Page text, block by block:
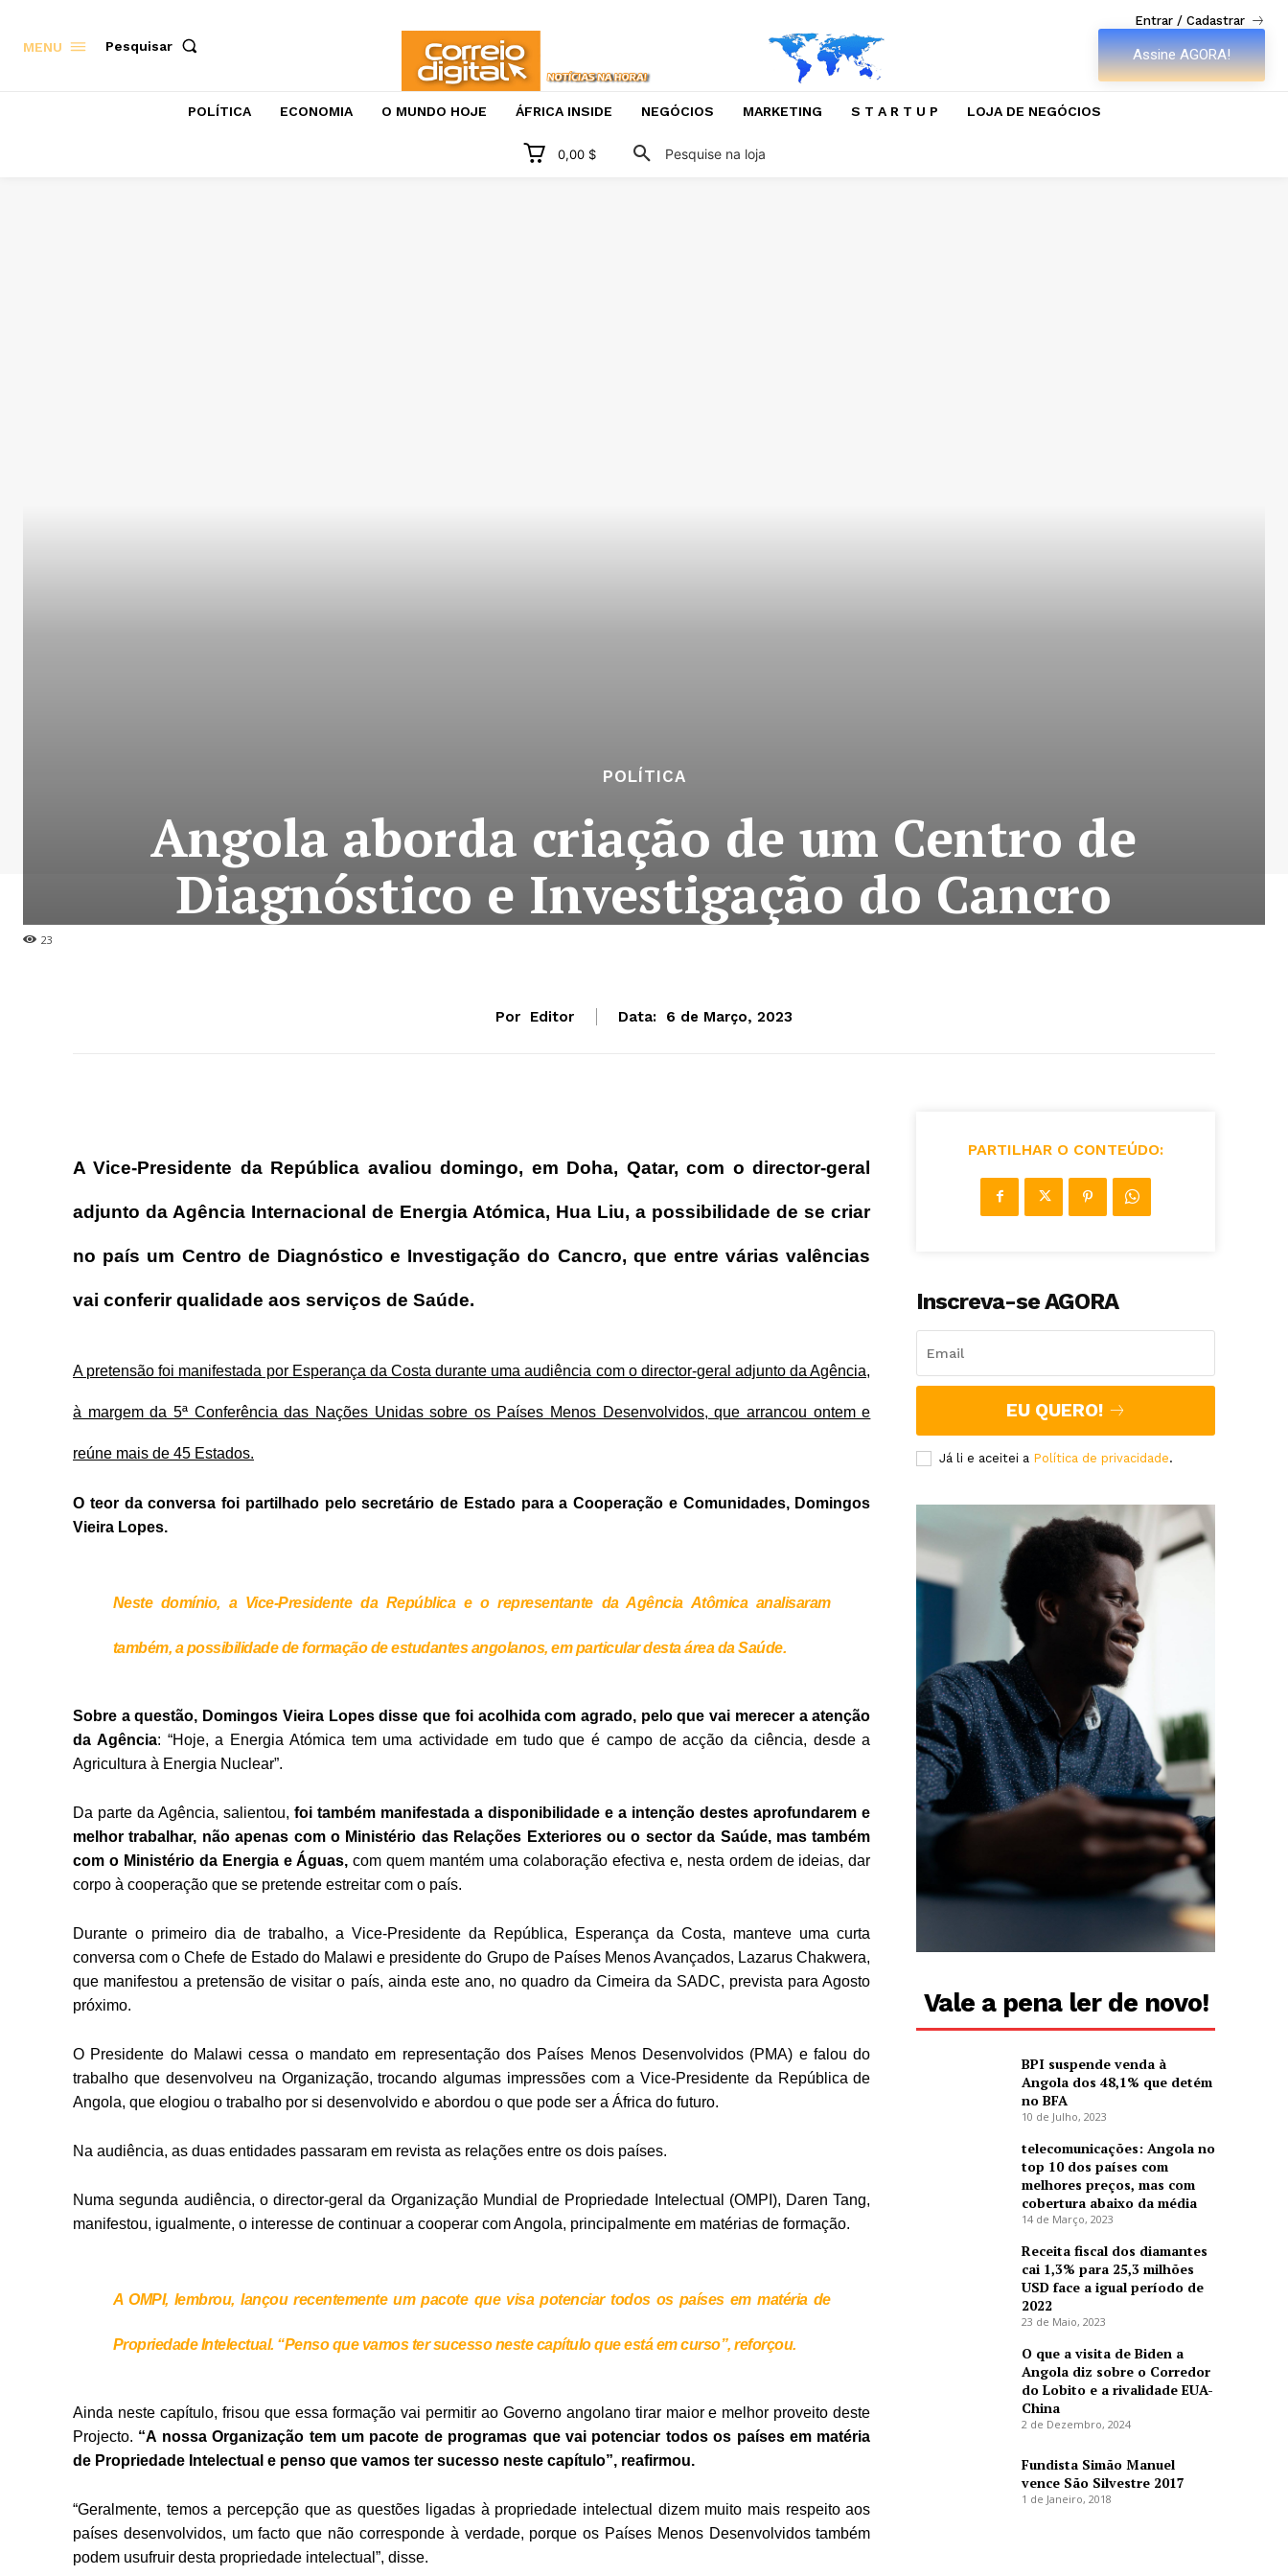
MENU Pesquisar
Entrar / Cadastrar
Assine AGORA!
POLÍTICA ECONOMIA O MUNDO HOJE ÁFRICA INSIDE NEGÓCIOS MARKETING S T A R T U P LOJA DE NEGÓCIOS
0,00 $ Pesquise na loja
23
POLÍTICA
Angola aborda criação de um Centro de
Diagnóstico e Investigação do Cancro
Por Editor Data: 6 de Março, 2023
A Vice-Presidente da República avaliou domingo, em Doha, Qatar, com o director-geral
adjunto da Agência Internacional de Energia Atómica, Hua Liu, a possibilidade de se criar
no país um Centro de Diagnóstico e Investigação do Cancro, que entre várias valências
vai conferir qualidade aos serviços de Saúde.
A pretensão foi manifestada por Esperança da Costa durante uma audiência com o director-geral adjunto da Agência,
à margem da 5ª Conferência das Nações Unidas sobre os Países Menos Desenvolvidos, que arrancou ontem e
reúne mais de 45 Estados.
O teor da conversa foi partilhado pelo secretário de Estado para a Cooperação e Comunidades, Domingos
Vieira Lopes.
Neste domínio, a Vice-Presidente da República e o representante da Agência Atômica analisaram
também, a possibilidade de formação de estudantes angolanos, em particular desta área da Saúde.
Sobre a questão, Domingos Vieira Lopes disse que foi acolhida com agrado, pelo que vai merecer a atenção
da Agência: “Hoje, a Energia Atómica tem uma actividade em tudo que é campo de acção da ciência, desde a
Agricultura à Energia Nuclear”.
Da parte da Agência, salientou,foi também manifestada a disponibilidade e a intenção destes aprofundarem e
melhor trabalhar, não apenas com o Ministério das Relações Exteriores ou o sector da Saúde, mas também
com o Ministério da Energia e Águas, com quem mantém uma colaboração efectiva e, nesta ordem de ideias, dar
corpo à cooperação que se pretende estreitar com o país.
Durante o primeiro dia de trabalho, a Vice-Presidente da República, Esperança da Costa, manteve uma curta
conversa com o Chefe de Estado do Malawi e presidente do Grupo de Países Menos Avançados, Lazarus Chakwera,
que manifestou a pretensão de visitar o país, ainda este ano, no quadro da Cimeira da SADC, prevista para Agosto
próximo.
O Presidente do Malawi cessa o mandato em representação dos Países Menos Desenvolvidos (PMA) e falou do
trabalho que desenvolveu na Organização, trocando algumas impressões com a Vice-Presidente da República de
Angola, que elogiou o trabalho por si desenvolvido e abordou o que pode ser a África do futuro.
Na audiência, as duas entidades passaram em revista as relações entre os dois países.
Numa segunda audiência, o director-geral da Organização Mundial de Propriedade Intelectual (OMPI), Daren Tang,
manifestou, igualmente, o interesse de continuar a cooperar com Angola, principalmente em matérias de formação.
A OMPI, lembrou, lançou recentemente um pacote que visa potenciar todos os países em matéria de
Propriedade Intelectual. “Penso que vamos ter sucesso neste capítulo que está em curso”, reforçou.
Ainda neste capítulo, frisou que essa formação vai permitir ao Governo angolano tirar maior e melhor proveito deste
Projecto. “A nossa Organização tem um pacote de programas que vai potenciar todos os países em matéria
de Propriedade Intelectual e penso que vamos ter sucesso neste capítulo”, reafirmou.
“Geralmente, temos a percepção que as questões ligadas à propriedade intelectual dizem muito mais respeito aos
países desenvolvidos, um facto que não corresponde à verdade, porque os Países Menos Desenvolvidos também
podem usufruir desta propriedade intelectual”, disse.
PARTILHAR O CONTEÚDO:
Inscreva-se AGORA
EU QUERO!
Já li e aceitei a Política de privacidade.
Vale a pena ler de novo!
BPI suspende venda à
Angola dos 48,1% que detém
no BFA
10 de Julho, 2023
telecomunicações: Angola no
top 10 dos países com
melhores preços, mas com
cobertura abaixo da média
14 de Março, 2023
Receita fiscal dos diamantes
cai 1,3% para 25,3 milhões
USD face a igual período de
2022
23 de Maio, 2023
O que a visita de Biden a
Angola diz sobre o Corredor
do Lobito e a rivalidade EUA-
China
2 de Dezembro, 2024
Fundista Simão Manuel
vence São Silvestre 2017
1 de Janeiro, 2018